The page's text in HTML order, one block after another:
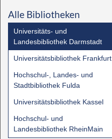
Alle Bibliotheken
Universitäts- und
Landesbibliothek Darmstadt
Universitätsbibliothek Frankfurt
Hochschul-, Landes- und
Stadtbibliothek Fulda
Universitätsbibliothek Kassel
Hochschul- und
Landesbibliothek RheinMain